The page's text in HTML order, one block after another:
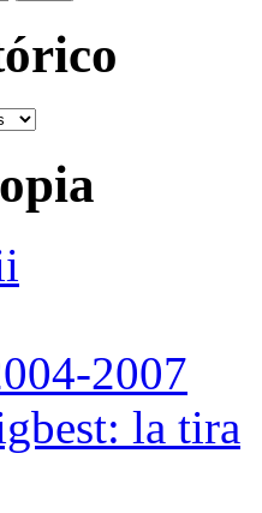
2007
la tira